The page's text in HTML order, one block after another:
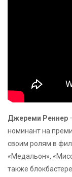
Джереми Реннер
номинант на
своим ролям в
«Медальон»,
также